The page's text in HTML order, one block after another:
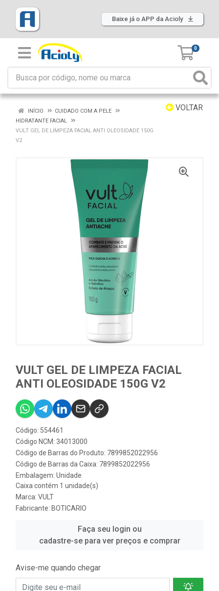
Baixe já o APP da Acioly
0
VOLTAR
INÍCIO
CUIDADO COM A PELE
HIDRATANTE FACIAL
VULT GEL DE LIMPEZA FACIAL ANTI OLEOSIDADE 150G
V2
VULT GEL DE LIMPEZA FACIAL
ANTI OLEOSIDADE 150G V2
Código: 554461
Código NCM: 34013000
Código de Barras do Produto: 7899852022956
Código de Barras da Caixa: 7899852022956
Embalagem: Unidade
Caixa contém 1 unidade(s)
Marca: VULT
Fabricante: BOTICARIO
Faça seu login ou
cadastre-se para ver preços e comprar
Avise-me quando chegar